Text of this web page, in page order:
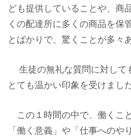
ども提供していることや、商
くの配達所に多くの商品を保
とばかりで、驚くことが多々
生徒の無礼な質問に対して
とても温かい印象を受けました
この１時間の中で、働くこ
「働く意義」や「仕事への